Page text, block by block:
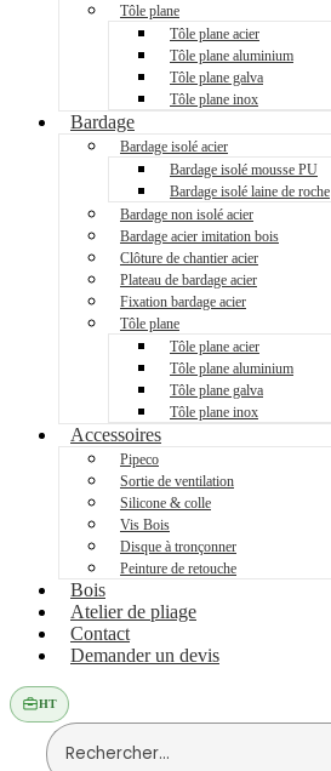
Tôle plane
Tôle plane acier
Tôle plane aluminium
Tôle plane galva
Tôle plane inox
Bardage
Bardage isolé acier
Bardage isolé mousse PU
Bardage isolé laine de roche
Bardage non isolé acier
Bardage acier imitation bois
Clôture de chantier acier
Plateau de bardage acier
Fixation bardage acier
Tôle plane
Tôle plane acier
Tôle plane aluminium
Tôle plane galva
Tôle plane inox
Accessoires
Pipeco
Sortie de ventilation
Silicone & colle
Vis Bois
Disque à tronçonner
Peinture de retouche
Bois
Atelier de pliage
Contact
Demander un devis
HT